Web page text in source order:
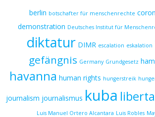
berlin botschafter für menschenrechte
demonstration Deutsches Institut für
diktatur DIMR escalation eskalation
gefängnis Germany Grundgesetz
havanna human rights hungerstreik
journalism journalismus kuba
Luis Manuel Ortero Alcantara Luis Robles